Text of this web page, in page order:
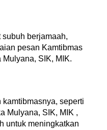
berjamaah,
pesan Kamtibmas
SIK, MIK.
seperti
Mulyana, SIK, MIK ,
untuk meningkatkan